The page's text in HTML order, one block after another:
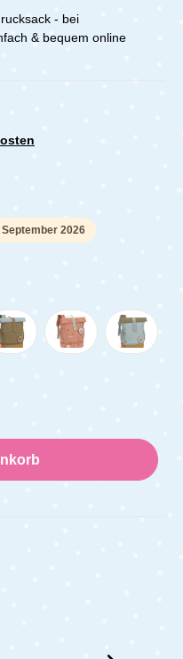
- bei
& bequem online
5 Sternen
2026
gewünschten